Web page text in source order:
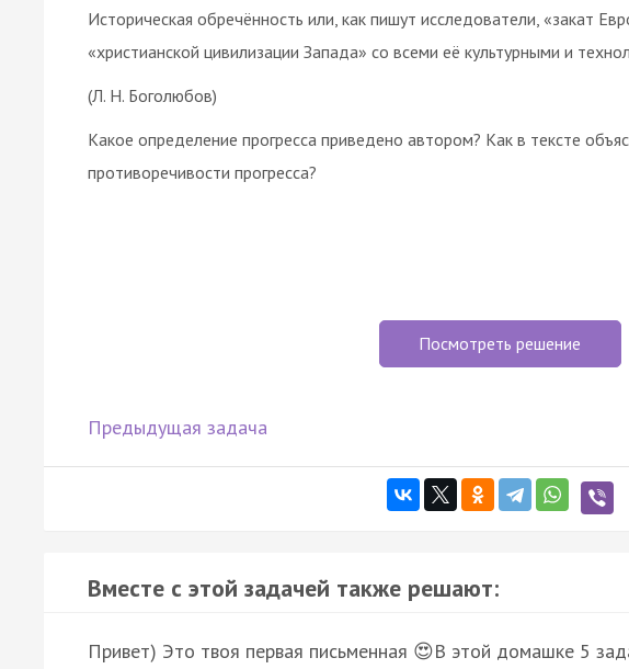
Историческая обречённость или, как пишут исследователи, «закат
«христианской цивилизации Запада» со всеми её культурными и
(Л. Н. Боголюбов)
Какое определение прогресса приведено автором? Как в тексте
противоречивости прогресса?
Посмотреть решение
Предыдущая задача
Вместе с этой задачей также решают:
Привет) Это твоя первая письменная 😍В этой домашке 5